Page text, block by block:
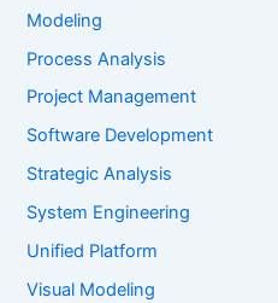
Modeling
Process Analysis
Project Management
Software Development
Strategic Analysis
System Engineering
Unified Platform
Visual Modeling